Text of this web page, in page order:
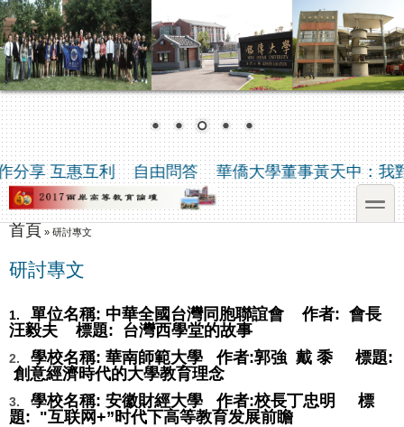
移至主內容
Skip to search
享 互惠互利 自由問答
華僑大學董事黃天中：我
toggle
您在這裡
首頁 » 研討專文
研討專文
1. 單位名稱: 中華全國台灣同胞聯誼會 作者: 會長
汪毅夫 標題: 台灣西學堂的故事
2. 學校名稱: 華南師範大學 作者:郭強 戴 黍 標題:
創意經濟時代的大學教育理念
3. 學校名稱: 安徽財經大學 作者:校長丁忠明 標
題: "互联网+”时代下高等教育发展前瞻